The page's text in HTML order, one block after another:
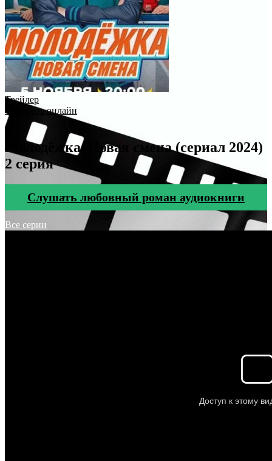
Трейлер
Смотреть онлайн
Молодёжка. Новая смена (сериал 2024)
2 серия
Cлушать любовный роман аудиокниги
Все серии